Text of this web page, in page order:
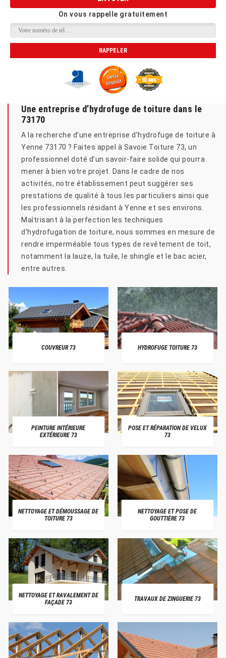
On vous rappelle gratuitement
Une entreprise d’hydrofuge de toiture dans le
73170
A la recherche d’une entreprise d’hydrofuge de toiture à
Yenne 73170 ? Faites appel à Savoie Toiture 73, un
professionnel doté d’un savoir-faire solide qui pourra
mener à bien votre projet. Dans le cadre de nos
activités, notre établissement peut suggérer ses
prestations de qualité à tous les particuliers ainsi que
les professionnels résidant à Yenne et ses environs.
Maîtrisant à la perfection les techniques
d’hydrofugation de toiture, nous sommes en mesure de
rendre imperméable tous types de revêtement de toit,
notamment la lauze, la tuile, le shingle et le bac acier,
entre autres.
COUVREUR 73 HYDROFUGE TOITURE 73
PEINTURE INTÉRIEURE
EXTÉRIEURE 73
POSE ET RÉPARATION DE VELUX
73
NETTOYAGE ET DÉMOUSSAGE DE
TOITURE 73
NETTOYAGE ET POSE DE
GOUTTIÈRE 73
NETTOYAGE ET RAVALEMENT DE
FAÇADE 73
TRAVAUX DE ZINGUERIE 73